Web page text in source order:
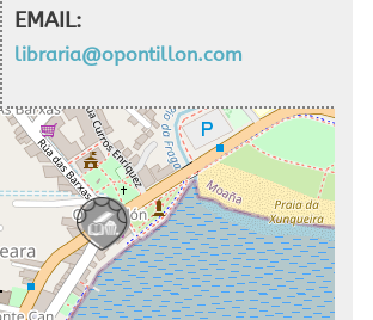
EMAIL:
libraria@opontillon.com